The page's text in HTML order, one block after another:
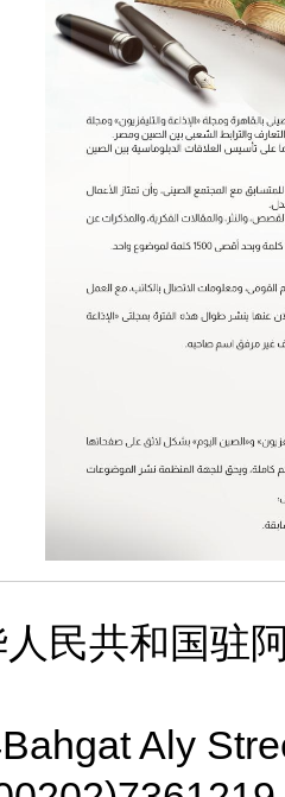
民共和国驻
Aly